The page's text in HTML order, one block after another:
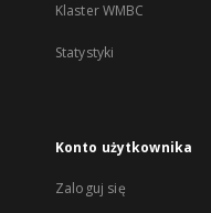
Klaster WMBC
Statystyki
Konto użytkownika
Zaloguj się